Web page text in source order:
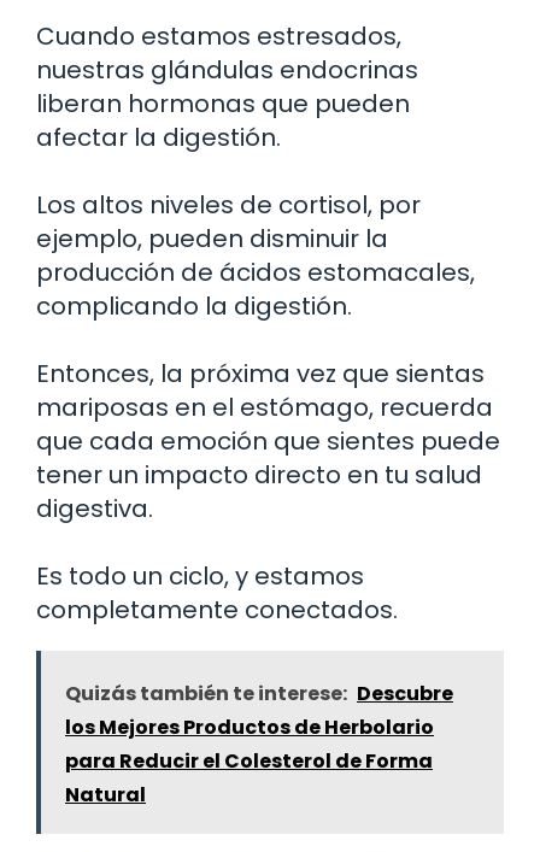
Cuando estamos estresados,
nuestras glándulas endocrinas
liberan hormonas que pueden
afectar la digestión.
Los altos niveles de cortisol, por
ejemplo, pueden disminuir la
producción de ácidos estomacales,
complicando la digestión.
Entonces, la próxima vez que sientas
mariposas en el estómago, recuerda
que cada emoción que sientes puede
tener un impacto directo en tu salud
digestiva.
Es todo un ciclo, y estamos
completamente conectados.
Quizás también te interese: Descubre
los Mejores Productos de Herbolario
para Reducir el Colesterol de Forma
Natural